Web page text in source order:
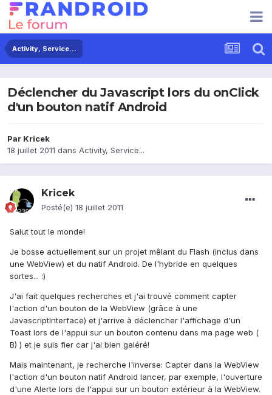
Activity, Service...
Déclencher du Javascript lors du onClick
d'un bouton natif Android
Par Kricek
18 juillet 2011 dans Activity, Service...
Kricek
Posté(e) 18 juillet 2011
Salut tout le monde!
Je bosse actuellement sur un projet mêlant du Flash (inclus dans
une WebView) et du natif Android. De l'hybride en quelques
sortes... :)
J'ai fait quelques recherches et j'ai trouvé comment capter
l'action d'un bouton de la WebView (grâce à une
JavascriptInterface) et j'arrive à déclencher l'affichage d'un
Toast lors de l'appui sur un bouton contenu dans ma page web (
B) ) et je suis fier car j'ai bien galéré!
Mais maintenant, je recherche l'inverse: Capter dans la WebView
l'action d'un bouton natif Android lancer, par exemple, l'ouverture
d'une Alerte lors de l'appui sur un bouton extérieur à la WebView.